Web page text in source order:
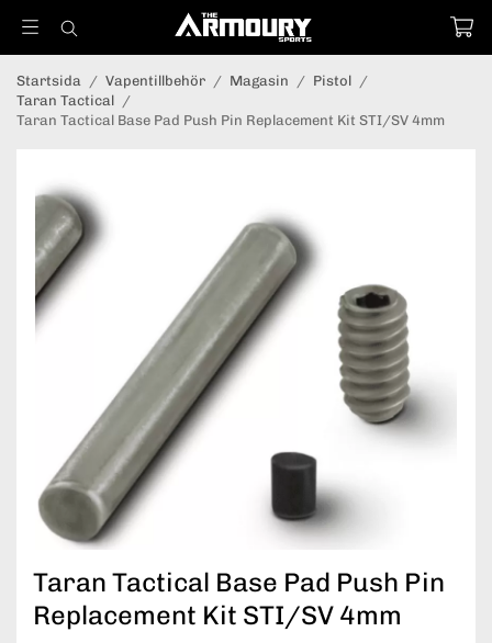
Startsida / Vapentillbehör / Magasin / Pistol /
Taran Tactical /
Taran Tactical Base Pad Push Pin Replacement Kit STI/SV 4mm
Taran Tactical Base Pad Push Pin
Replacement Kit STI/SV 4mm